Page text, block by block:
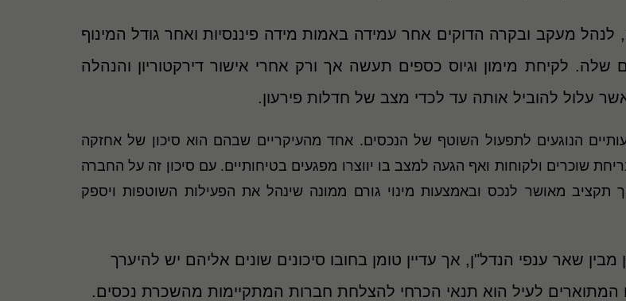
מעקב ובקרה הדוקים אחר עמידה באמות מידה פיננסיות ואחר גודל המינוף
לקיחת מימון וגיוס כספים תעשה אך ורק אחרי אישור דירקטוריון והנהלה
עלול להוביל אותה עד לכדי מצב של חדלות פירעון.
הנוגעים לתפעול השוטף של הנכסים. אחד מהעיקריים שבהם הוא סיכון של אחזקה
שוכרים ולקוחות ואף הגעה למצב בו יווצרו מפגעים בטיחותיים. עם סיכון זה על החברה
תקציב מאושר לנכס ובאמצעות מינוי גורם ממונה שינהל את הפעילות השוטפות ויספק
שאר ענפי הנדל"ן, אך עדיין טומן בחובו סיכונים שונים אליהם יש להיערך
המתוארים לעיל הוא תנאי הכרחי להצלחת חברות המתקיימות מהשכרת נכסים.